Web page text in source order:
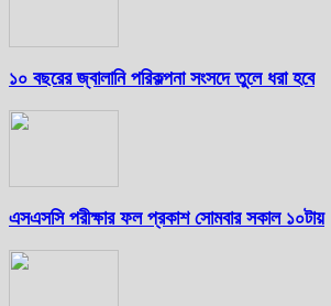
১০ বছরের জ্বালানি পরিকল্পনা সংসদে তুলে ধরা হবে
এসএসসি পরীক্ষার ফল প্রকাশ সোমবার সকাল ১০টায়